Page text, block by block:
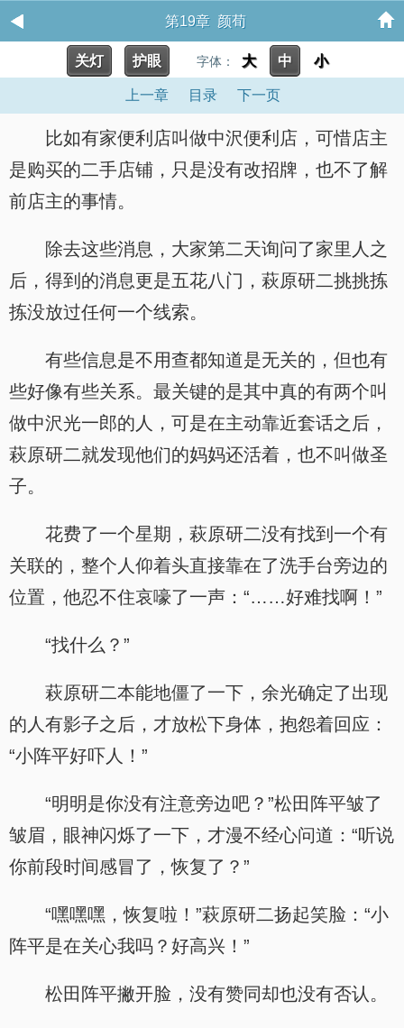
第19章 颜荀
关灯 护眼 字体： 大 中 小
上一章 目录 下一页
比如有家便利店叫做中沢便利店，可惜店主
是购买的二手店铺，只是没有改招牌，也不了解
前店主的事情。
除去这些消息，大家第二天询问了家里人之
后，得到的消息更是五花八门，萩原研二挑挑拣
拣没放过任何一个线索。
有些信息是不用查都知道是无关的，但也有
些好像有些关系。最关键的是其中真的有两个叫
做中沢光一郎的人，可是在主动靠近套话之后，
萩原研二就发现他们的妈妈还活着，也不叫做圣
子。
花费了一个星期，萩原研二没有找到一个有
关联的，整个人仰着头直接靠在了洗手台旁边的
位置，他忍不住哀嚎了一声：“……好难找啊！”
“找什么？”
萩原研二本能地僵了一下，余光确定了出现
的人有影子之后，才放松下身体，抱怨着回应：
“小阵平好吓人！”
“明明是你没有注意旁边吧？”松田阵平皱了
皱眉，眼神闪烁了一下，才漫不经心问道：“听说
你前段时间感冒了，恢复了？”
“嘿嘿嘿，恢复啦！”萩原研二扬起笑脸：“小
阵平是在关心我吗？好高兴！”
松田阵平撇开脸，没有赞同却也没有否认。